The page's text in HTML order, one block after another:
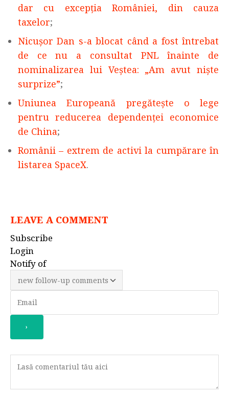
dar cu excepția României, din cauza
taxelor;
Nicușor Dan s-a blocat când a fost întrebat
de ce nu a consultat PNL înainte de
nominalizarea lui Veștea: „Am avut niște
surprize”;
Uniunea Europeană pregăteşte o lege
pentru reducerea dependenţei economice
de China;
Românii – extrem de activi la cumpărare în
listarea SpaceX.
LEAVE A COMMENT
Subscribe
Login
Notify of